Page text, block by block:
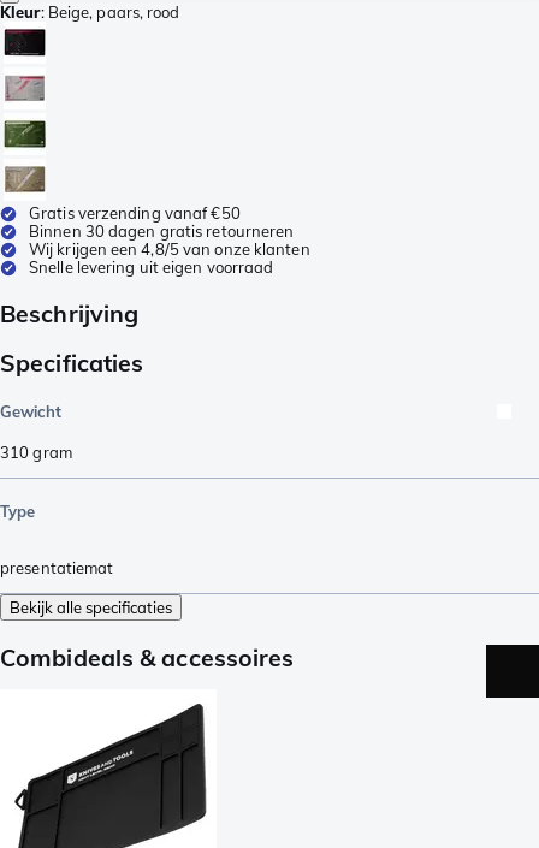
Kleur: Beige, paars, rood
Gratis verzending vanaf €50
Binnen 30 dagen gratis retourneren
Wij krijgen een 4,8/5 van onze klanten
Snelle levering uit eigen voorraad
Beschrijving
Specificaties
Gewicht
310gram
Type
presentatiemat
Bekijk alle specificaties
Combideals & accessoires